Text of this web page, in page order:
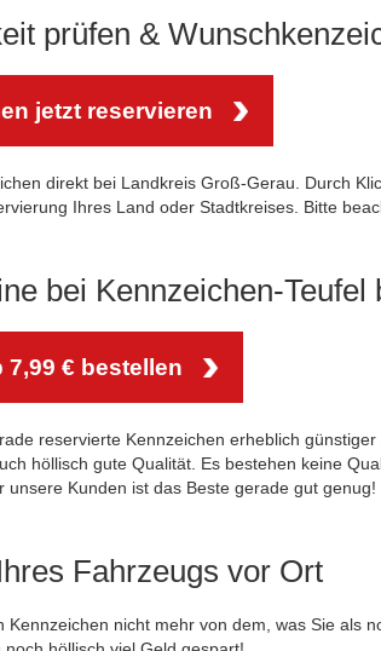
prüfen &
jetzt reservieren
direkt bei Landkreis Groß-Gerau. Durch
Ihres Land oder Stadtkreises. Bitte
bei Kennzeichen-Teufel
€ bestellen
reservierte Kennzeichen erheblich
höllisch gute Qualität. Es bestehen keine
Kunden ist das Beste gerade gut
Fahrzeugs vor Ort
nicht mehr von dem, was Sie als